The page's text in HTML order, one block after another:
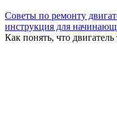
Советы по ремонту
инструкция для
Как понять, что